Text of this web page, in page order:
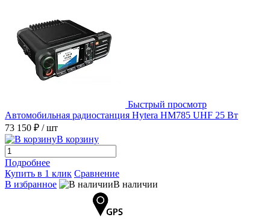
Быстрый просмотр
Автомобильная радиостанция Hytera HM785 UHF 25 Вт
73 150 ₽ / шт
В корзину
Подробнее
Купить в 1 клик Сравнение
В избранное
В наличии